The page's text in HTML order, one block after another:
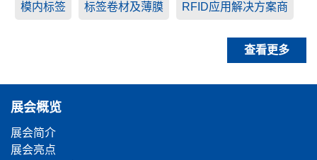
模内标签 标签卷材及薄膜 RFID应用解决方案商
查看更多
展会概览
展会简介
展会亮点